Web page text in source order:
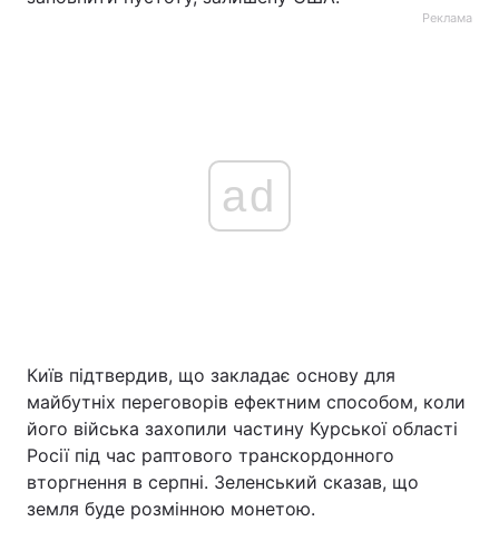
Реклама
ad
Київ підтвердив, що закладає основу для
майбутніх переговорів ефектним способом, коли
його війська захопили частину Курської області
Росії під час раптового транскордонного
вторгнення в серпні. Зеленський сказав, що
земля буде розмінною монетою.